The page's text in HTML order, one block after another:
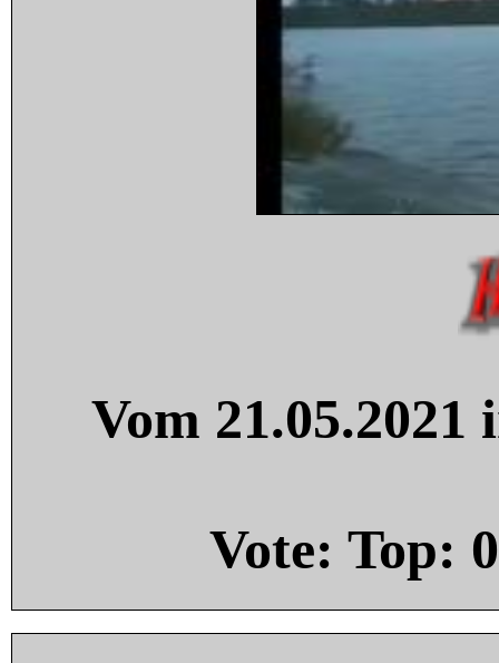
Vom
Vote: Top: 0